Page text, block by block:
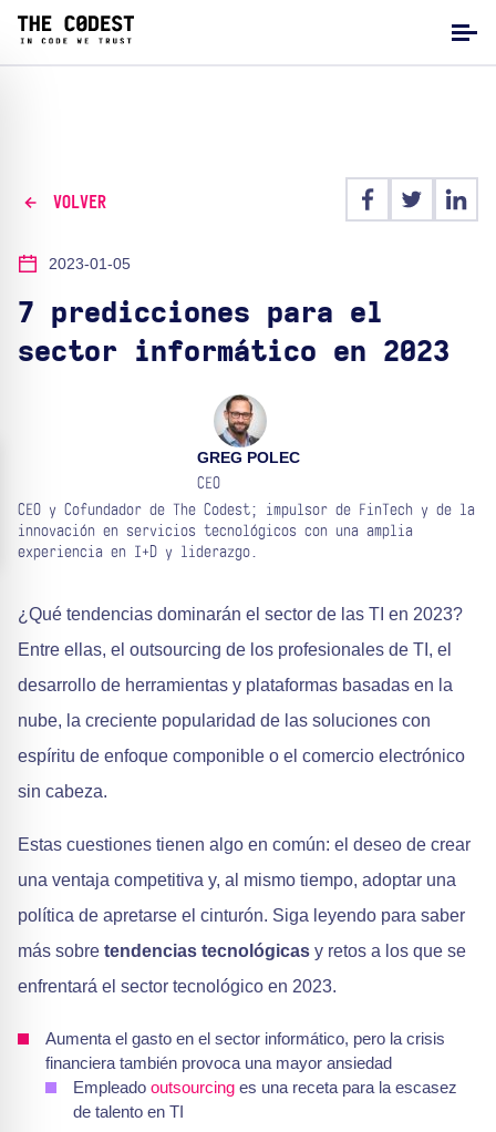
VOLVER
2023-01-05
7 predicciones para el
sector informático en 2023
GREG POLEC
CEO
CEO y Cofundador de The Codest; impulsor de FinTech y de la
innovación en servicios tecnológicos con una amplia
experiencia en I+D y liderazgo.
¿Qué tendencias dominarán el sector de las TI en 2023?
Entre ellas, el outsourcing de los profesionales de TI, el
desarrollo de herramientas y plataformas basadas en la
nube, la creciente popularidad de las soluciones con
espíritu de enfoque componible o el comercio electrónico
sin cabeza.
Estas cuestiones tienen algo en común: el deseo de crear
una ventaja competitiva y, al mismo tiempo, adoptar una
política de apretarse el cinturón. Siga leyendo para saber
más sobre tendencias tecnológicas y retos a los que se
enfrentará el sector tecnológico en 2023.
Aumenta el gasto en el sector informático, pero la crisis
financiera también provoca una mayor ansiedad
Empleado outsourcing es una receta para la escasez
de talento en TI